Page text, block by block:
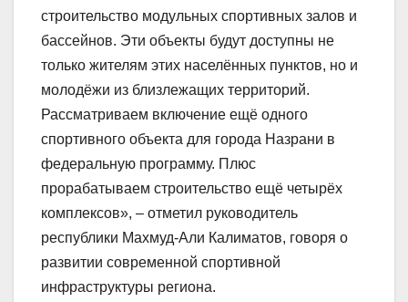
строительство модульных спортивных залов и
бассейнов. Эти объекты будут доступны не
только жителям этих населённых пунктов, но и
молодёжи из близлежащих территорий.
Рассматриваем включение ещё одного
спортивного объекта для города Назрани в
федеральную программу. Плюс
прорабатываем строительство ещё четырёх
комплексов», – отметил руководитель
республики Махмуд-Али Калиматов, говоря о
развитии современной спортивной
инфраструктуры региона.